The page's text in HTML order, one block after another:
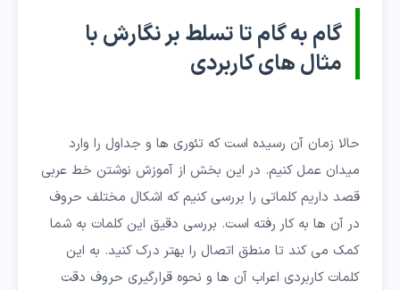
گام به گام تا تسلط بر نگارش با
مثال های کاربردی
حالا زمان آن رسیده است که تئوری ها و جداول را وارد
میدان عمل کنیم. در این بخش از آموزش نوشتن خط عربی
قصد داریم کلماتی را بررسی کنیم که اشکال مختلف حروف
در آن ها به کار رفته است. بررسی دقیق این کلمات به شما
کمک می کند تا منطق اتصال را بهتر درک کنید. به این
کلمات کاربردی اعراب آن ها و نحوه قرارگیری حروف دقت